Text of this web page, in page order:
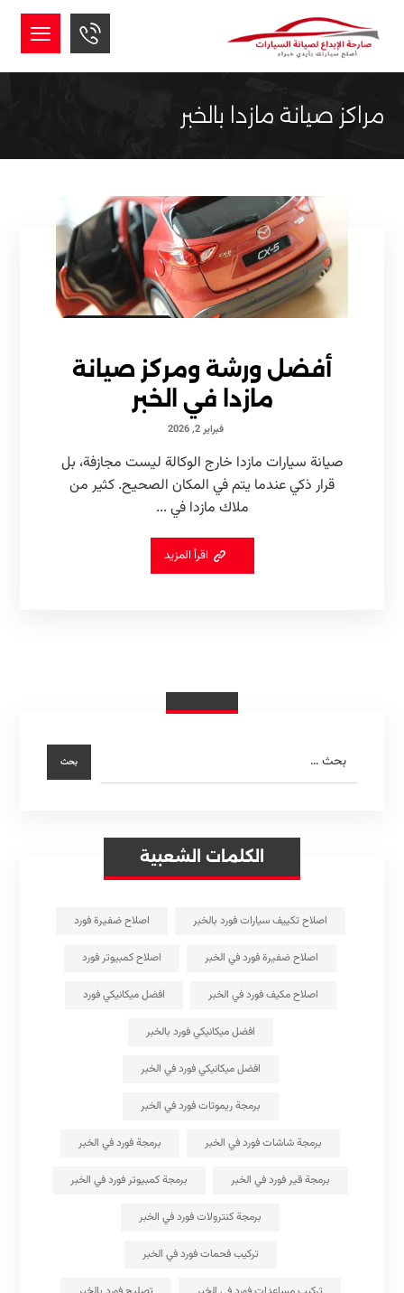
مراكز صيانة مازدا بالخبر
أفضل ورشة ومركز صيانة
مازدا في الخبر
فبراير 2, 2026
صيانة سيارات مازدا خارج الوكالة ليست مجازفة، بل
قرار ذكي عندما يتم في المكان الصحيح. كثير من
ملاك مازدا في ...
اقرأ المزيد
الكلمات الشعبية
اصلاح تكييف سيارات فورد بالخبر اصلاح ضفيرة فورد
اصلاح ضفيرة فورد في الخبر اصلاح كمبيوتر فورد
اصلاح مكيف فورد في الخبر افضل ميكانيكي فورد
افضل ميكانيكي فورد بالخبر
افضل ميكانيكي فورد في الخبر
برمجة ريموتات فورد في الخبر
برمجة شاشات فورد في الخبر برمجة فورد في الخبر
برمجة قير فورد في الخبر برمجة كمبيوتر فورد في الخبر
برمجة كنترولات فورد في الخبر
تركيب فحمات فورد في الخبر